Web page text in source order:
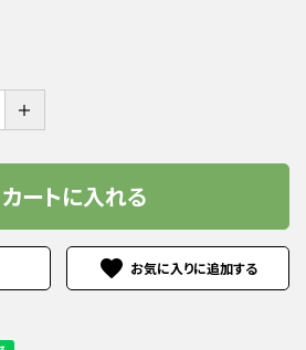
＋
カートに入れる
favorite